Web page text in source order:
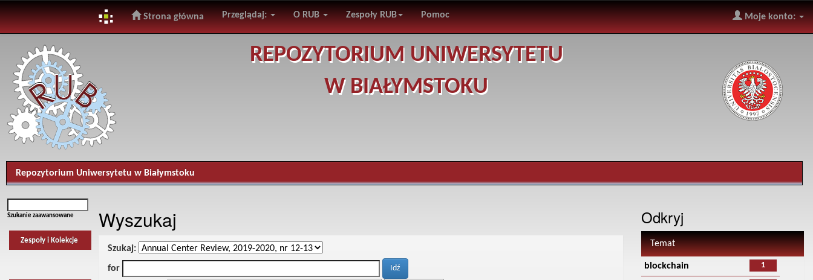
navigation
Strona główna Przeglądaj: O RUB Zespoły RUB Pomoc Moje konto:
REPOZYTORIUM UNIWERSYTETU
W BIAŁYMSTOKU
Repozytorium Uniwersytetu w Białymstoku
Szukanie zaawansowane
Zespoły i Kolekcje
Wyszukaj
Szukaj:
for
Odkryj
Temat
1
blockchain